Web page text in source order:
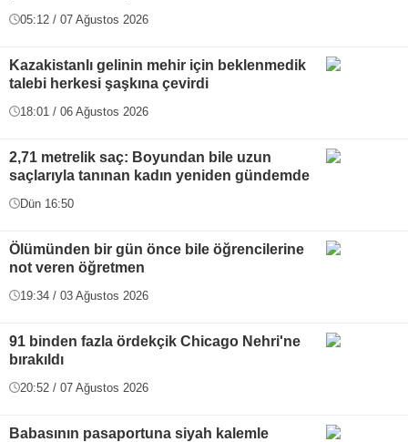
05:12 / 07 Ağustos 2026
Kazakistanlı gelinin mehir için beklenmedik
talebi herkesi şaşkına çevirdi
18:01 / 06 Ağustos 2026
2,71 metrelik saç: Boyundan bile uzun
saçlarıyla tanınan kadın yeniden gündemde
Dün 16:50
Ölümünden bir gün önce bile öğrencilerine
not veren öğretmen
19:34 / 03 Ağustos 2026
91 binden fazla ördekçik Chicago Nehri'ne
bırakıldı
20:52 / 07 Ağustos 2026
Babasının pasaportuna siyah kalemle